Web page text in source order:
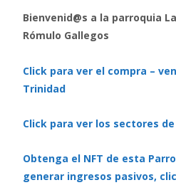
Bienvenid@s a la parroquia
Rómulo Gallegos
Click para ver el compra –
Trinidad
Click para ver los sectores
Obtenga el NFT de esta
generar ingresos pasivos,